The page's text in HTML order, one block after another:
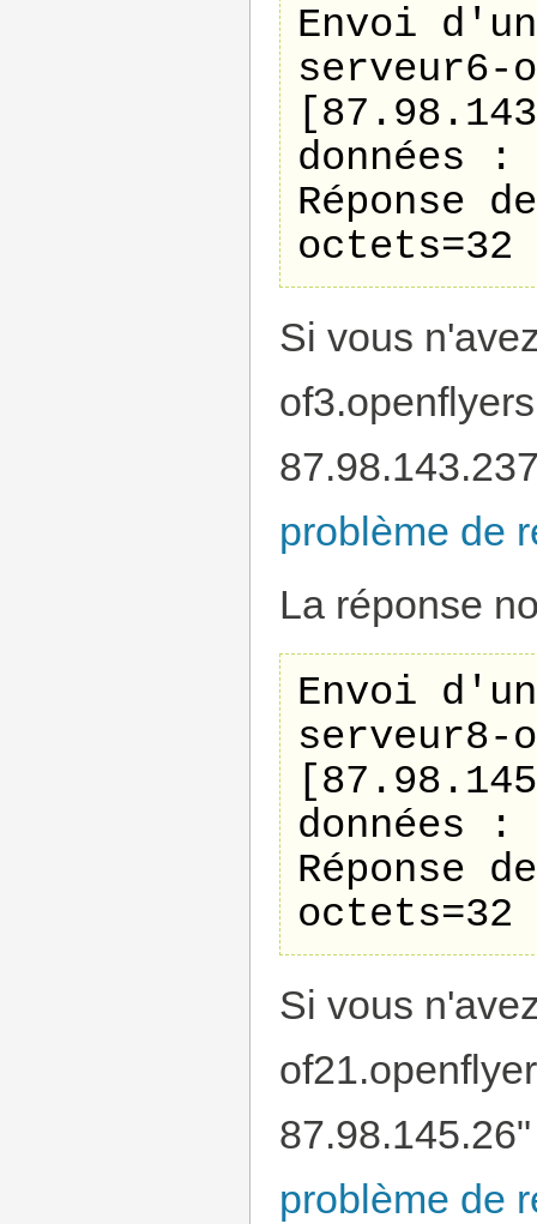
Envoi
données :
Réponse
Si vous
problème de
La réponse
Envoi
serveur8-
données :
Réponse
Si vous
problème de